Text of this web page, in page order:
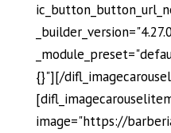
{}"][/
image="https://